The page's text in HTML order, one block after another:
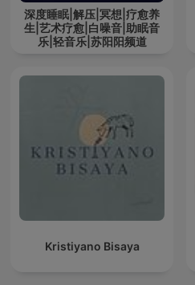
深度睡眠|解压|冥想|疗愈养
生|艺术疗愈|白噪音|助眠音
乐|轻音乐|苏阳阳频道
Kristiyano Bisaya